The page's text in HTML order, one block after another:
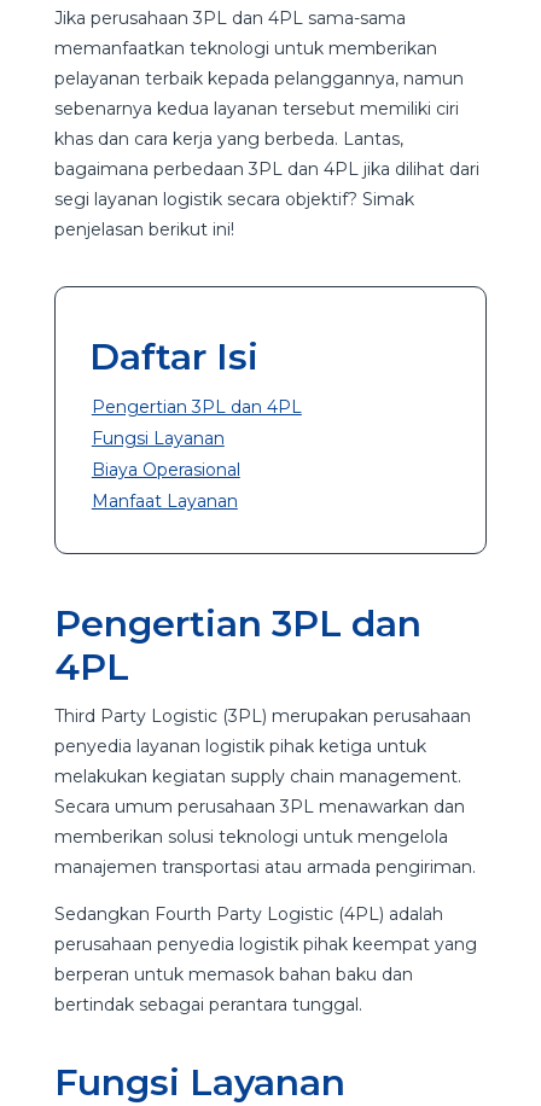
Jika perusahaan 3PL dan 4PL sama-sama
memanfaatkan teknologi untuk memberikan
pelayanan terbaik kepada pelanggannya, namun
sebenarnya kedua layanan tersebut memiliki ciri
khas dan cara kerja yang berbeda. Lantas,
bagaimana perbedaan 3PL dan 4PL jika dilihat dari
segi layanan logistik secara objektif? Simak
penjelasan berikut ini!
Daftar Isi
Pengertian 3PL dan 4PL
Fungsi Layanan
Biaya Operasional
Manfaat Layanan
Pengertian 3PL dan
4PL
Third Party Logistic (3PL) merupakan perusahaan
penyedia layanan logistik pihak ketiga untuk
melakukan kegiatan supply chain management.
Secara umum perusahaan 3PL menawarkan dan
memberikan solusi teknologi untuk mengelola
manajemen transportasi atau armada pengiriman.
Sedangkan Fourth Party Logistic (4PL) adalah
perusahaan penyedia logistik pihak keempat yang
berperan untuk memasok bahan baku dan
bertindak sebagai perantara tunggal.
Fungsi Layanan